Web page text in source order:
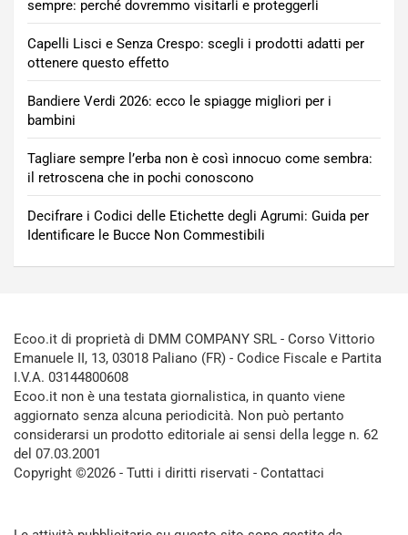
sempre: perché dovremmo visitarli e proteggerli
Capelli Lisci e Senza Crespo: scegli i prodotti adatti per
ottenere questo effetto
Bandiere Verdi 2026: ecco le spiagge migliori per i
bambini
Tagliare sempre l’erba non è così innocuo come sembra:
il retroscena che in pochi conoscono
Decifrare i Codici delle Etichette degli Agrumi: Guida per
Identificare le Bucce Non Commestibili
Ecoo.it di proprietà di DMM COMPANY SRL - Corso Vittorio
Emanuele II, 13, 03018 Paliano (FR) - Codice Fiscale e Partita
I.V.A. 03144800608
Ecoo.it non è una testata giornalistica, in quanto viene
aggiornato senza alcuna periodicità. Non può pertanto
considerarsi un prodotto editoriale ai sensi della legge n. 62
del 07.03.2001
Copyright ©2026 - Tutti i diritti riservati - Contattaci